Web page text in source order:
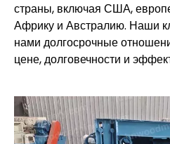
страны, включая США,
Африку и Австралию. Наши
нами долгосрочные
цене, долговечности и